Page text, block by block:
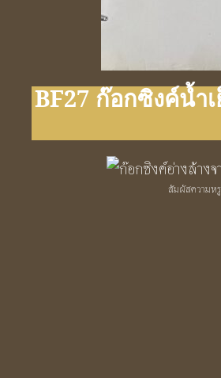
BF27 ก๊อกซิงค์น้ำ
สัมผัสความห